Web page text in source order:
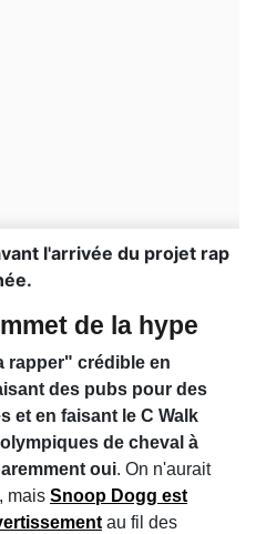
l'arrivée du projet rap
de la hype
rapper" crédible en
des pubs pour des
et en faisant le C Walk
de cheval à
oui. On n'aurait
mais Snoop Dogg est
au fil des